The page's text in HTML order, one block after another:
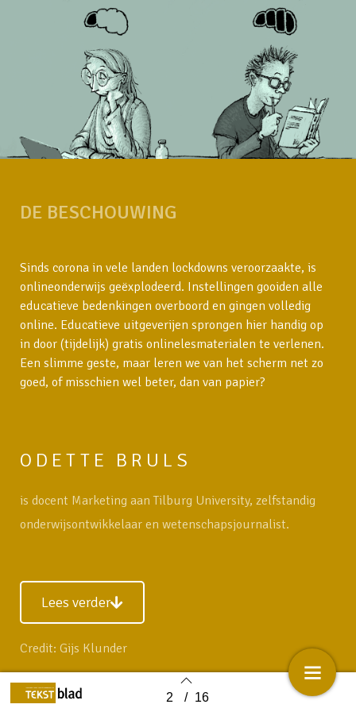
Back to index 2 / 16
DE BESCHOUWING
Sinds corona in vele landen lockdowns veroorzaakte, is
onlineonderwijs geëxplodeerd. Instellingen gooiden alle
educatieve bedenkingen overboord en gingen volledig
online. Educatieve uitgeverijen sprongen hier handig op
in door (tijdelijk) gratis onlinelesmaterialen te verlenen.
Een slimme geste, maar leren we van het scherm net zo
goed, of misschien wel beter, dan van papier?
ODETTE BRULS
is docent Marketing aan Tilburg University, zelfstandig
onderwijsontwikkelaar en wetenschapsjournalist.
Lees verder
Credit: Gijs Klunder